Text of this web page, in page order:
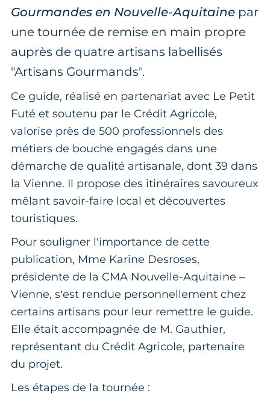
Gourmandes en Nouvelle-Aquitaine par
une tournée de remise en main propre
auprès de quatre artisans labellisés
"Artisans Gourmands".
Ce guide, réalisé en partenariat avec Le Petit
Futé et soutenu par le Crédit Agricole,
valorise près de 500 professionnels des
métiers de bouche engagés dans une
démarche de qualité artisanale, dont 39 dans
la Vienne. Il propose des itinéraires savoureux
mêlant savoir-faire local et découvertes
touristiques.
Pour souligner l’importance de cette
publication, Mme Karine Desroses,
présidente de la CMA Nouvelle-Aquitaine –
Vienne, s’est rendue personnellement chez
certains artisans pour leur remettre le guide.
Elle était accompagnée de M. Gauthier,
représentant du Crédit Agricole, partenaire
du projet.
Les étapes de la tournée :